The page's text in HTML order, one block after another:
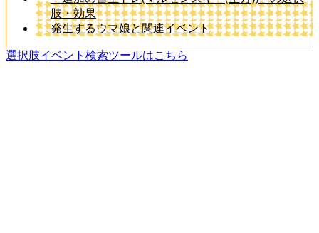
肢・効果
発生するウマ娘と関連イベント
選択肢イベント検索ツールはこちら